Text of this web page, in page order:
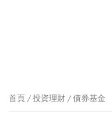
首頁 投資理財 債券基金